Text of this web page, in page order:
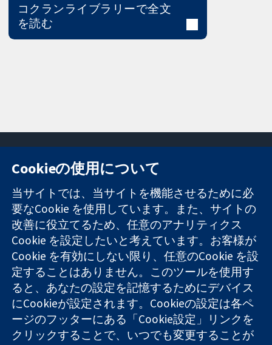
コクランライブラリーで全文
を読む
信頼できるエビ
デンスと
情報に基づく意
思決定により
健康のさらなる
向上へ
11-13 Cavendish
Square
London
W1G 0AN
United Kingdom
お問い合わせ
ニュース
広報
コクランにつ
いて
採用
Cochrane
Library
コクラン・コラボレーションは、イングランド及びウェールズ
に登録された慈善団体（登録番号 1045921）および保証有限責
Cookieの使用について
当サイトでは、当サイトを機能させるために必
要なCookie を使用しています。また、サイトの
改善に役立てるため、任意のアナリティクス
Cookie を設定したいと考えています。お客様が
Cookie を有効にしない限り、任意のCookie を設
定することはありません。このツールを使用す
ると、あなたの設定を記憶するためにデバイス
にCookieが設定されます。Cookieの設定は各ペ
ージのフッターにある「Cookie設定」リンクを
クリックすることで、いつでも変更することが